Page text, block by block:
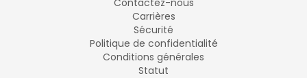
Contactez-nous
Carrières
Sécurité
Politique de confidentialité
Conditions générales
Statut